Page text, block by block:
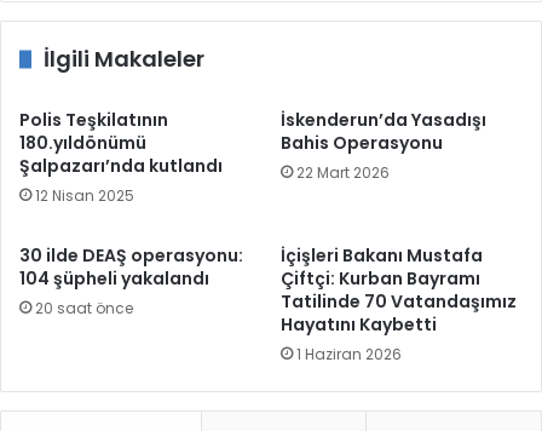
İlgili Makaleler
Polis Teşkilatının
180.yıldönümü
Şalpazarı’nda kutlandı
12 Nisan 2025
İskenderun’da Yasadışı
Bahis Operasyonu
22 Mart 2026
30 ilde DEAŞ operasyonu:
104 şüpheli yakalandı
20 saat önce
İçişleri Bakanı Mustafa
Çiftçi: Kurban Bayramı
Tatilinde 70 Vatandaşımız
Hayatını Kaybetti
1 Haziran 2026